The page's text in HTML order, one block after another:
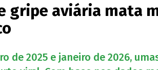
gripe aviária mata
de 2025 e janeiro de 2026,